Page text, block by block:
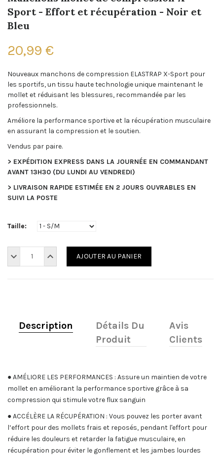
Sport - Effort et récupération - Noir et
Bleu
20,99 €
Nouveaux manchons de compression ELASTRAP X-Sport pour
les sportifs, un tissu haute technologie unique maintenant le
mollet et réduisant les blessures, recommandée par les
professionnels.
Améliore la performance sportive et la récupération musculaire
en assurant la compression et le soutien.
Vendus par paire.
> EXPÉDITION EXPRESS DANS LA JOURNÉE EN COMMANDANT
AVANT 13H30 (DU LUNDI AU VENDREDI)
> LIVRAISON RAPIDE ESTIMÉE EN 2 JOURS OUVRABLES EN
SUIVI LA POSTE
Taille:
AJOUTER AU PANIER
Description
Détails Du
Produit
Avis
Clients
●AMÉLIORE LES PERFORMANCES : Assure un maintien de votre
mollet en améliorant la performance sportive grâce à sa
compression qui stimule votre flux sanguin
●ACCÉLÈRE LA RÉCUPÉRATION : Vous pouvez les porter avant
l’effort pour des mollets frais et reposés, pendant l'effort pour
réduire les douleurs et retarder la fatigue musculaire, en
récupération pour éviter le gonflement et les jambes lourdes